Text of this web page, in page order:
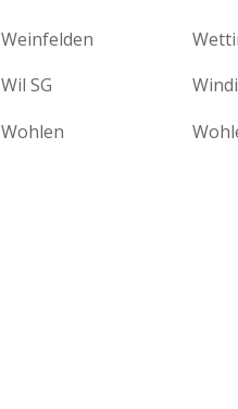
Weinfelden
Wil SG
Wohlen